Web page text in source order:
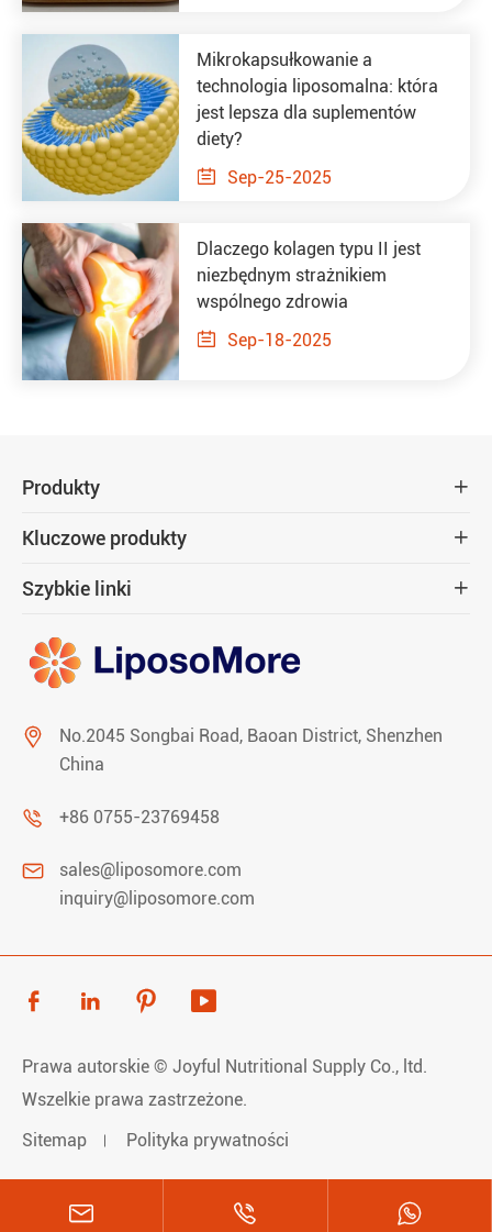
Mikrokapsułkowanie a
technologia liposomalna: która
jest lepsza dla suplementów
diety?
 Sep-25-2025
Dlaczego kolagen typu II jest
niezbędnym strażnikiem
wspólnego zdrowia
 Sep-18-2025
Produkty 
Kluczowe produkty 
Szybkie linki 

No.2045 Songbai Road, Baoan District, Shenzhen
China
 +86 0755-23769458

sales@liposomore.com
inquiry@liposomore.com
   
Prawa autorskie © Joyful Nutritional Supply Co., ltd.
Wszelkie prawa zastrzeżone.
Sitemap
Polityka prywatności
  